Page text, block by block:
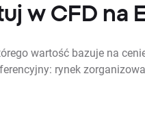
w CFD na
wartość bazuje na
rynek